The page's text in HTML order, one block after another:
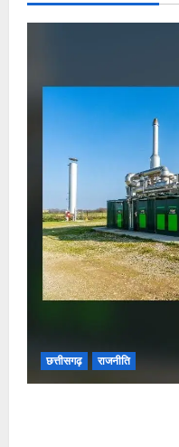
छत्तीसगढ़ राजनीति